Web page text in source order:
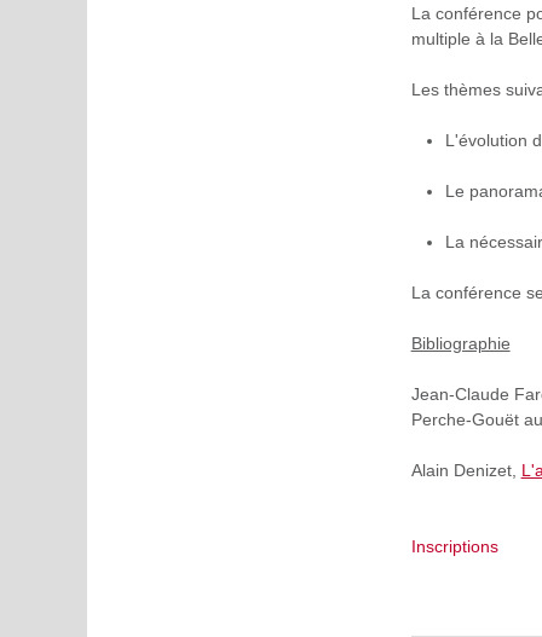
La conférence
multiple à la
Les thèmes
L'évolution
Le
La
La conférence
Bibliographie
Jean-Claude
Perche-Gouët
Alain Denizet,
Inscriptions